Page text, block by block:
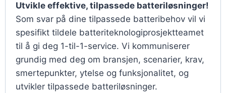
Utvikle effektive, tilpassede batteriløsninger!
Som svar på dine tilpassede batteribehov vil vi
spesifikt tildele batteriteknologiprosjektteamet
til å gi deg 1-til-1-service. Vi kommuniserer
grundig med deg om bransjen, scenarier, krav,
smertepunkter, ytelse og funksjonalitet, og
utvikler tilpassede batteriløsninger.